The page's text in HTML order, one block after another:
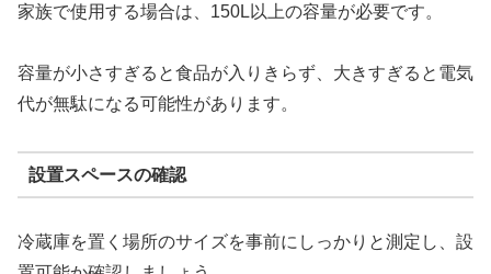
家族で使用する場合は、150L以上の容量が必要です。
容量が小さすぎると食品が入りきらず、大きすぎると電気
代が無駄になる可能性があります。
設置スペースの確認
冷蔵庫を置く場所のサイズを事前にしっかりと測定し、設